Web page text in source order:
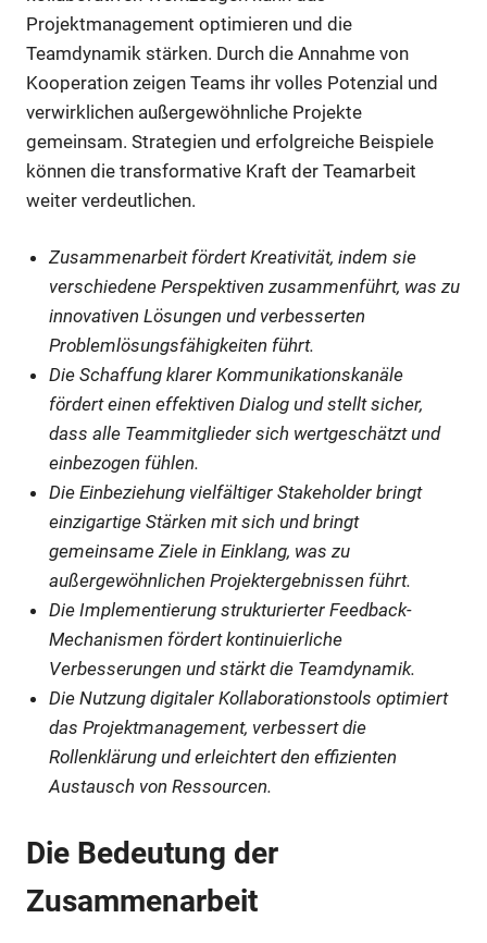
Projektmanagement optimieren und die
Teamdynamik stärken. Durch die Annahme von
Kooperation zeigen Teams ihr volles Potenzial und
verwirklichen außergewöhnliche Projekte
gemeinsam. Strategien und erfolgreiche Beispiele
können die transformative Kraft der Teamarbeit
weiter verdeutlichen.
Zusammenarbeit fördert Kreativität, indem sie
verschiedene Perspektiven zusammenführt, was zu
innovativen Lösungen und verbesserten
Problemlösungsfähigkeiten führt.
Die Schaffung klarer Kommunikationskanäle
fördert einen effektiven Dialog und stellt sicher,
dass alle Teammitglieder sich wertgeschätzt und
einbezogen fühlen.
Die Einbeziehung vielfältiger Stakeholder bringt
einzigartige Stärken mit sich und bringt
gemeinsame Ziele in Einklang, was zu
außergewöhnlichen Projektergebnissen führt.
Die Implementierung strukturierter Feedback-
Mechanismen fördert kontinuierliche
Verbesserungen und stärkt die Teamdynamik.
Die Nutzung digitaler Kollaborationstools optimiert
das Projektmanagement, verbessert die
Rollenklärung und erleichtert den effizienten
Austausch von Ressourcen.
Die Bedeutung der
Zusammenarbeit